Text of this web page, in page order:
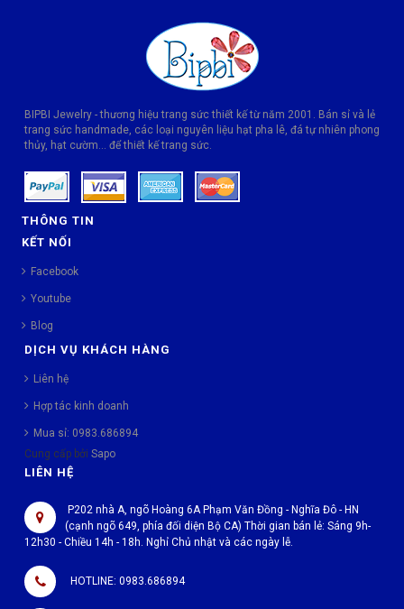
BIPBI Jewelry - thương hiệu trang sức thiết kế từ năm 2001. Bán sỉ và lẻ
trang sức handmade, các loại nguyên liệu hạt pha lê, đá tự nhiên phong
thủy, hạt cườm... để thiết kế trang sức.
THÔNG TIN
KẾT NỐI
Facebook
Youtube
Blog
DỊCH VỤ KHÁCH HÀNG
Liên hệ
Hợp tác kinh doanh
Mua sỉ: 0983.686894
Cung cấp bởi Sapo
LIÊN HỆ
P202 nhà A, ngõ Hoàng 6A Phạm Văn Đồng - Nghĩa Đô - HN
(cạnh ngõ 649, phía đối diện Bộ CA) Thời gian bán lẻ: Sáng 9h-
12h30 - Chiều 14h - 18h. Nghỉ Chủ nhật và các ngày lễ.
HOTLINE: 0983.686894